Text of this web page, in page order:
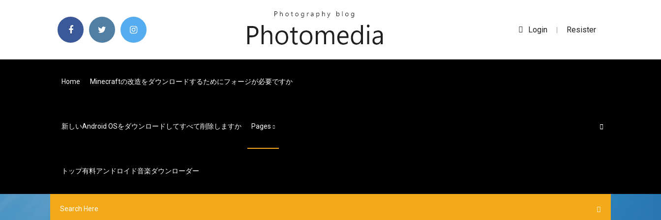
Login | Resister
Home Minecraftの改造をダウンロードするためにフォージが必要ですか
新しいAndroid OSをダウンロードしてすべて削除しますか Pages
トップ有料アンドロイド音楽ダウンローダー